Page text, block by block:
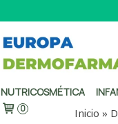
NUTRICOSMÉTICA
0 Inicio »